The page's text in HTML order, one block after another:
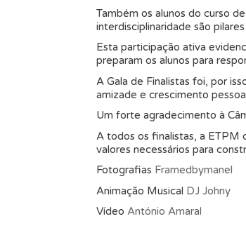
Também os alunos do curso de
interdisciplinaridade são
Esta participação ativa
preparam os alunos para
A Gala de Finalistas foi, por
amizade e crescimento
Um forte agradecimento à
A todos os finalistas, a ETPM
valores necessários para
Fotografias Framedbymanel
Animação Musical DJ Johny
Vídeo António Amaral